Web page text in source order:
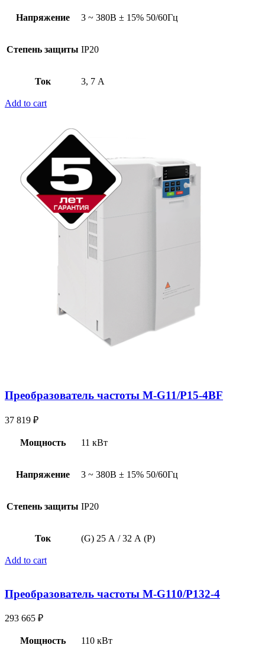
Напряжение 3 ~ 380В ± 15% 50/60Гц
Степень защиты IP20
Ток 3, 7 А
Add to cart
Преобразователь частоты M-G11/P15-4BF
37 819 ₽
Мощность 11 кВт
Напряжение 3 ~ 380В ± 15% 50/60Гц
Степень защиты IP20
Ток (G) 25 А / 32 А (P)
Add to cart
Преобразователь частоты M-G110/P132-4
293 665 ₽
Мощность 110 кВт